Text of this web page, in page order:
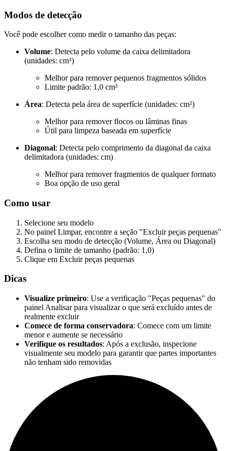
Modos de detecção
Você pode escolher como medir o tamanho das peças:
Volume: Detecta pelo volume da caixa delimitadora
(unidades: cm³)
Melhor para remover pequenos fragmentos sólidos
Limite padrão: 1,0 cm³
Área: Detecta pela área de superfície (unidades: cm²)
Melhor para remover flocos ou lâminas finas
Útil para limpeza baseada em superfície
Diagonal: Detecta pelo comprimento da diagonal da caixa
delimitadora (unidades: cm)
Melhor para remover fragmentos de qualquer formato
Boa opção de uso geral
Como usar
Selecione seu modelo
No painel Limpar, encontre a seção "Excluir peças pequenas"
Escolha seu modo de detecção (Volume, Área ou Diagonal)
Defina o limite de tamanho (padrão: 1,0)
Clique em Excluir peças pequenas
Dicas
Visualize primeiro: Use a verificação "Peças pequenas" do
painel Analisar para visualizar o que será excluído antes de
realmente excluir
Comece de forma conservadora: Comece com um limite
menor e aumente se necessário
Verifique os resultados: Após a exclusão, inspecione
visualmente seu modelo para garantir que partes importantes
não tenham sido removidas